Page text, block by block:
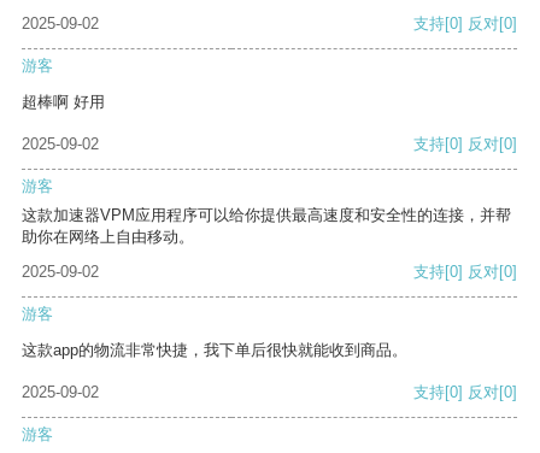
2025-09-02
支持[0] 反对[0]
游客
超棒啊 好用
2025-09-02 支持[0] 反对[0]
游客
这款加速器VPM应用程序可以给你提供最高速度和安全性的连接，并帮
助你在网络上自由移动。
2025-09-02
支持[0] 反对[0]
游客
这款app的物流非常快捷，我下单后很快就能收到商品。
2025-09-02 支持[0] 反对[0]
游客